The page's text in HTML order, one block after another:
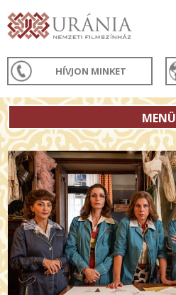
HÍVJON MINKET
MENÜ